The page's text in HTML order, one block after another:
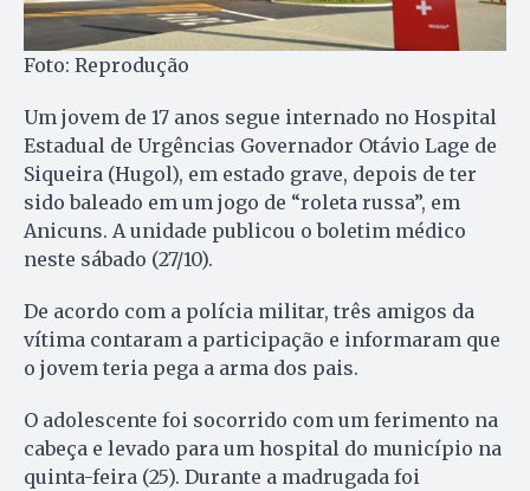
Foto: Reprodução
Um jovem de 17 anos segue internado no Hospital
Estadual de Urgências Governador Otávio Lage de
Siqueira (Hugol), em estado grave, depois de ter
sido baleado em um jogo de “roleta russa”, em
Anicuns. A unidade publicou o boletim médico
neste sábado (27/10).
De acordo com a polícia militar, três amigos da
vítima contaram a participação e informaram que
o jovem teria pega a arma dos pais.
O adolescente foi socorrido com um ferimento na
cabeça e levado para um hospital do município na
quinta-feira (25). Durante a madrugada foi